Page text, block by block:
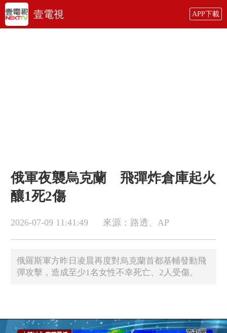
壹電視 APP下載
俄軍夜襲烏克蘭 飛彈炸倉庫起火
釀1死2傷
2026-07-09 11:41:49 來源：路透、AP
俄羅斯軍方昨日凌晨再度對烏克蘭首都基輔發動飛
彈攻擊，造成至少1名女性不幸死亡、2人受傷。